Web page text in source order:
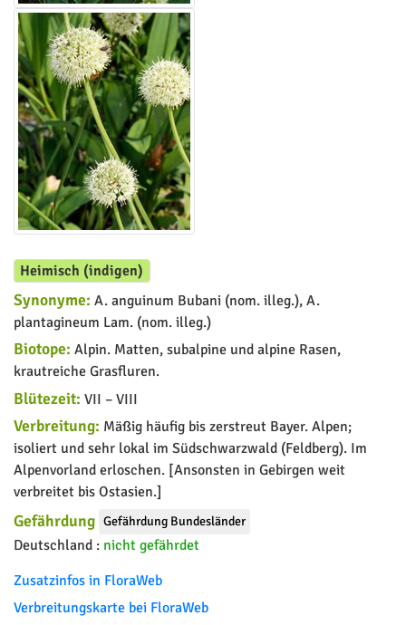
Heimisch (indigen)
Synonyme: A. anguinum Bubani (nom. illeg.), A.
plantagineum Lam. (nom. illeg.)
Biotope: Alpin. Matten, subalpine und alpine Rasen,
krautreiche Grasfluren.
Blütezeit: VII – VIII
Verbreitung: Mäßig häufig bis zerstreut Bayer. Alpen;
isoliert und sehr lokal im Südschwarzwald (Feldberg). Im
Alpenvorland erloschen. [Ansonsten in Gebirgen weit
verbreitet bis Ostasien.]
Gefährdung Gefährdung Bundesländer
Deutschland : nicht gefährdet
Zusatzinfos in FloraWeb
Verbreitungskarte bei FloraWeb